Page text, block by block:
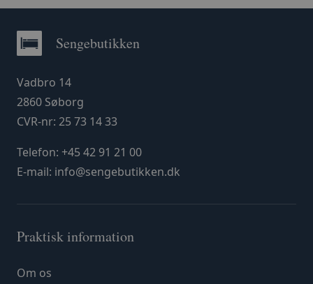
Sengebutikken
Vadbro 14
2860 Søborg
CVR-nr: 25 73 14 33
Telefon: +45 42 91 21 00
E-mail: info@sengebutikken.dk
Praktisk information
Om os